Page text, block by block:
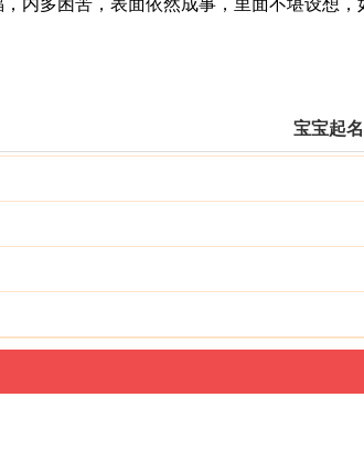
多困苦，表面依然成事，里面不堪设想，
宝宝起名